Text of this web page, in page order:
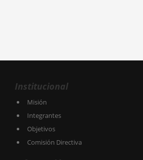
Institucional
Misión
Integrantes
Objetivos
Comisión Directiva